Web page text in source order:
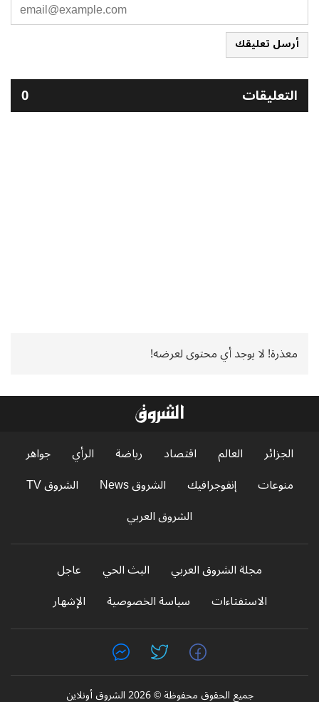
أرسل تعليقك
التعليقات 0
معذرة! لا يوجد أي محتوى لعرضه!
الجزائر العالم اقتصاد رياضة الرأي
جواهر
منوعات
إنفوجرافيك الشروق News
الشروق TV
الشروق العربي
مجلة الشروق العربي البث الحي
عاجل
الاستفتاءات
سياسة الخصوصية الإشهار
جميع الحقوق محفوظة © 2026 الشروق أونلاين